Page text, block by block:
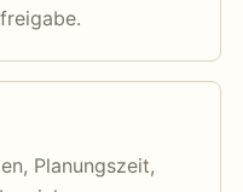
Planungszeit,